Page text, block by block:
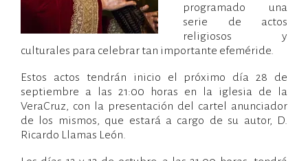
programado una
serie de actos
religiosos y
culturales para celebrar tan importante efeméride.
Estos actos tendrán inicio el próximo día 28 de
septiembre a las 21:00 horas en la iglesia de la
VeraCruz, con la presentación del cartel anunciador
de los mismos, que estará a cargo de su autor, D.
Ricardo Llamas León.